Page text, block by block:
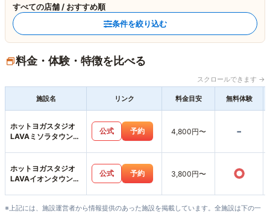
すべての店舗 / おすすめ順
条件を絞り込む
料金・体験・特徴を比べる
スクロールできます →
施設名 リンク 料金目安 無料体験
ホットヨガスタジオ
LAVAミソラタウン掛
公式 予約 4,800円〜 -
ホットヨガスタジオ
LAVAイオンタウン磐
公式 予約 3,800円〜 ○
※上記には、施設運営者から情報提供のあった施設を掲載しています。全施設は下の一